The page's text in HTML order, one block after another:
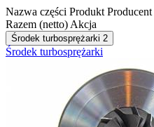
Nazwa części Produkt Producent
Razem (netto) Akcja
Środek turbosprężarki 2
Środek turbosprężarki